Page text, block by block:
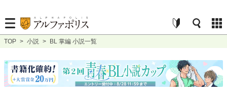
TOP > 小説 > BL 掌編 小説一覧